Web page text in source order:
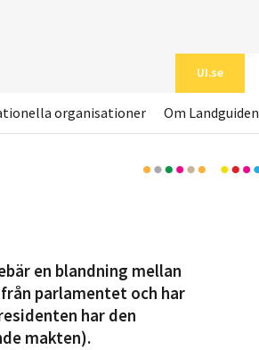
UI.se
organisationer Om Landguiden
en blandning mellan
parlamentet och har
har den
makten).